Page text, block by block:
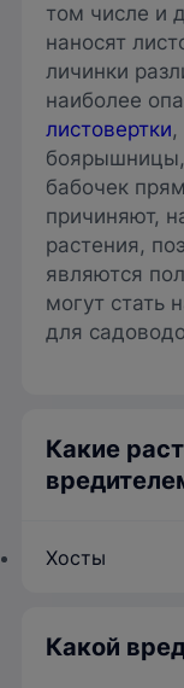
том числе и
наносят
личинки
наиболее
листовертки,
боярышницы,
бабочек
причиняют,
растения,
являются
могут стать
для
Какие
Хосты
Какой